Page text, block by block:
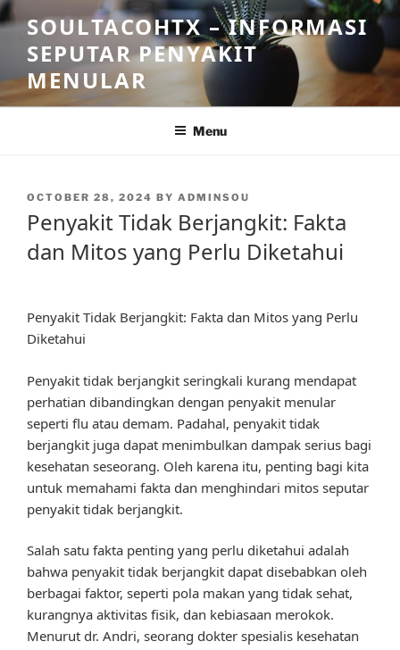
Skip
to
content
SOULTACOHTX – INFORMASI
SEPUTAR PENYAKIT
MENULAR
Menu
POSTED
OCTOBER 28, 2024 BY ADMINSOU
Penyakit Tidak Berjangkit: Fakta
dan Mitos yang Perlu Diketahui
Penyakit Tidak Berjangkit: Fakta dan Mitos yang Perlu
Diketahui
Penyakit tidak berjangkit seringkali kurang mendapat
perhatian dibandingkan dengan penyakit menular
seperti flu atau demam. Padahal, penyakit tidak
berjangkit juga dapat menimbulkan dampak serius bagi
kesehatan seseorang. Oleh karena itu, penting bagi kita
untuk memahami fakta dan menghindari mitos seputar
penyakit tidak berjangkit.
Salah satu fakta penting yang perlu diketahui adalah
bahwa penyakit tidak berjangkit dapat disebabkan oleh
berbagai faktor, seperti pola makan yang tidak sehat,
kurangnya aktivitas fisik, dan kebiasaan merokok.
Menurut dr. Andri, seorang dokter spesialis kesehatan